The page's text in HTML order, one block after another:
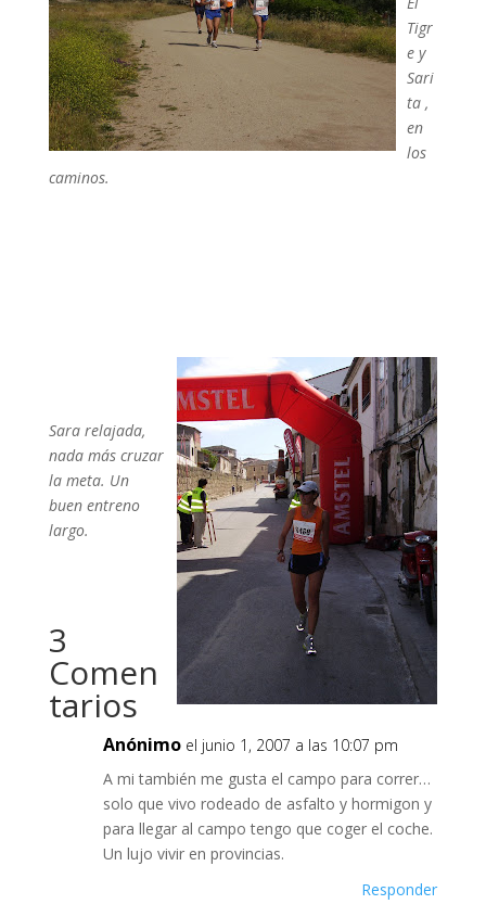
Tigr
e y
Sari
ta ,
en
los
caminos.
Sara relajada,
nada más cruzar
la meta. Un
buen entreno
largo.
3
Comen
tarios
Anónimo el junio 1, 2007 a las 10:07 pm
A mi también me gusta el campo para correr…
solo que vivo rodeado de asfalto y hormigon y
para llegar al campo tengo que coger el coche.
Un lujo vivir en provincias.
Responder